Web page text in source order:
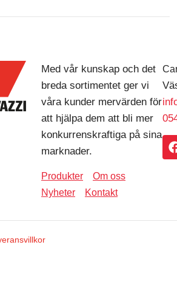
Med vår kunskap och det
breda sortimentet ger vi
våra kunder mervärden för
att hjälpa dem att bli mer
konkurrenskraftiga på sina
marknader.
Produkter
Om oss
Nyheter
Kontakt